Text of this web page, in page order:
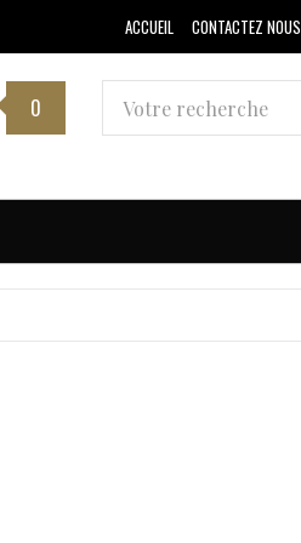
ACCUEIL CONTACTEZ NOUS
0